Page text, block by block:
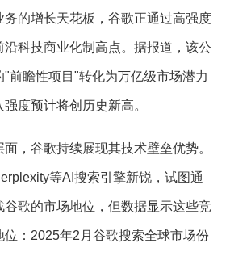
的增长天花板，谷歌正通过高强度
科技商业化制高点。据报道，该公
前瞻性项目"转化为万亿级市场潜力
度预计将创历史新高。
，谷歌持续展现其技术壁垒优势。
等AI搜索引擎新锐，试图通
歌的市场地位，但数据显示这些竞
：2025年2月谷歌搜索全球市场份